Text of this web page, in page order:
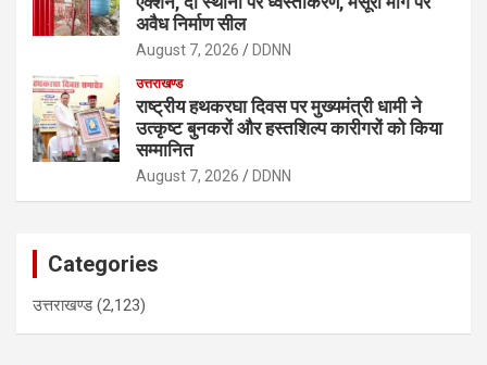
अवैध निर्माण सील
August 7, 2026 DDNN
उत्तराखण्ड
राष्ट्रीय हथकरघा दिवस पर मुख्यमंत्री धामी ने
उत्कृष्ट बुनकरों और हस्तशिल्प कारीगरों को किया
सम्मानित
August 7, 2026 DDNN
Categories
उत्तराखण्ड(2,123)